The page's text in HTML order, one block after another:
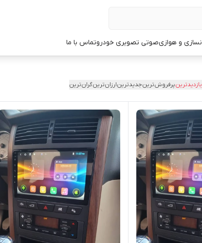
و هوازیصوتی تصویری خودروتماس با ما
پرفروش‌ترینجدیدترینارزان‌ترینگران‌ترین